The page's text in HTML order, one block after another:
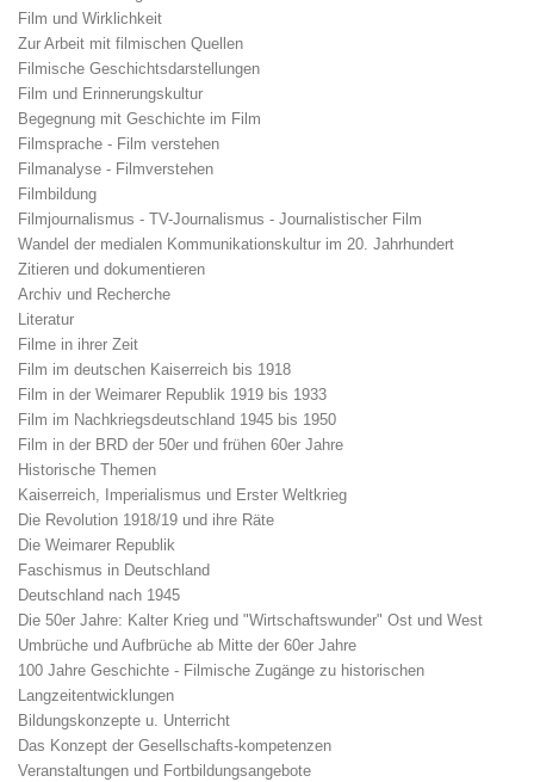
Film und Wirklichkeit
Zur Arbeit mit filmischen Quellen
Filmische Geschichtsdarstellungen
Film und Erinnerungskultur
Begegnung mit Geschichte im Film
Filmsprache - Film verstehen
Filmanalyse - Filmverstehen
Filmbildung
Filmjournalismus - TV-Journalismus - Journalistischer Film
Wandel der medialen Kommunikationskultur im 20. Jahrhundert
Zitieren und dokumentieren
Archiv und Recherche
Literatur
Filme in ihrer Zeit
Film im deutschen Kaiserreich bis 1918
Film in der Weimarer Republik 1919 bis 1933
Film im Nachkriegsdeutschland 1945 bis 1950
Film in der BRD der 50er und frühen 60er Jahre
Historische Themen
Kaiserreich, Imperialismus und Erster Weltkrieg
Die Revolution 1918/19 und ihre Räte
Die Weimarer Republik
Faschismus in Deutschland
Deutschland nach 1945
Die 50er Jahre: Kalter Krieg und "Wirtschaftswunder" Ost und West
Umbrüche und Aufbrüche ab Mitte der 60er Jahre
100 Jahre Geschichte - Filmische Zugänge zu historischen
Langzeitentwicklungen
Bildungskonzepte u. Unterricht
Das Konzept der Gesellschafts-kompetenzen
Veranstaltungen und Fortbildungsangebote